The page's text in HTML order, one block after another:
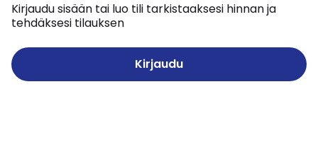
Kirjaudu sisään tai luo tili tarkistaaksesi hinnan ja
tehdäksesi tilauksen
Kirjaudu